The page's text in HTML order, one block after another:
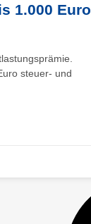
1.000 Euro
steuer- und